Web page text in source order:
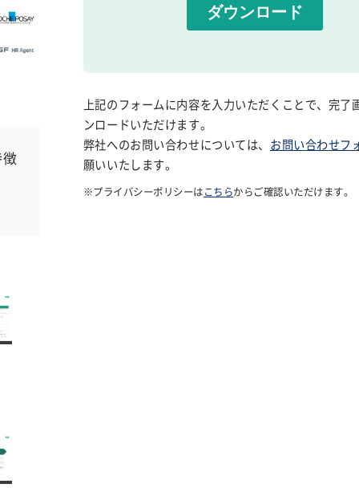
上記のフォームに内容を入力いただくことで、完了
ンロードいただけます。
弊社へのお問い合わせについては、 お問い合わせフ
願いいたします。
※プライバシーポリシーはこちらからご確認いただけます。